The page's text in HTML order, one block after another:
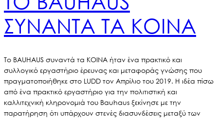
ΣΥΝΑΝΤΑ ΤΑ ΚΟΙΝΑ
Το BAUHAUS συναντά τα ΚΟΙΝΑ ήταν ένα πρακτικό και
συλλογικό εργαστήριο έρευνας και μεταφοράς γνώσης που
πραγματοποιήθηκε στο LUDD τον Απρίλιο του 2019. Η ιδέα πίσω
από ένα πρακτικό εργαστήριο για την πολιτιστική και
καλλιτεχνική κληρονομιά του Bauhaus ξεκίνησε με την
παρατήρηση ότι υπάρχουν στενές διασυνδέσεις μεταξύ των